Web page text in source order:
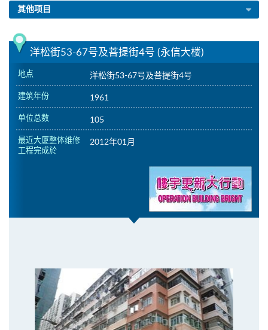
其他项目
洋松街53-67号及菩提街4号 (永信大楼)
地点 洋松街53-67号及菩提街4号
建筑年份 1961
单位总数 105
最近大厦整体维修
工程完成於
2012年01月